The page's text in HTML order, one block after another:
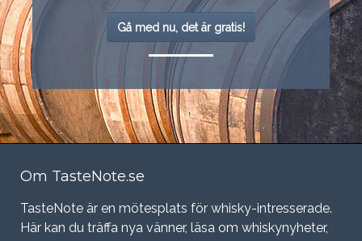
Gå med nu, det är gratis!
Om TasteNote.se
TasteNote är en mötesplats för whisky-intresserade.
Här kan du träffa nya vänner, läsa om whiskynyheter,